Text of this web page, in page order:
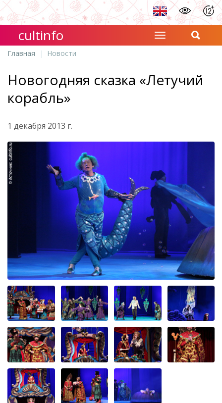
cultinfo
Главная Новости
Новогодняя сказка «Летучий
корабль»
1 декабря 2013 г.